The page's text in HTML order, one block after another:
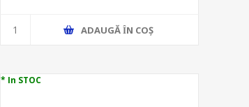
ADAUGĂ ȊN COŞ
* In STOC